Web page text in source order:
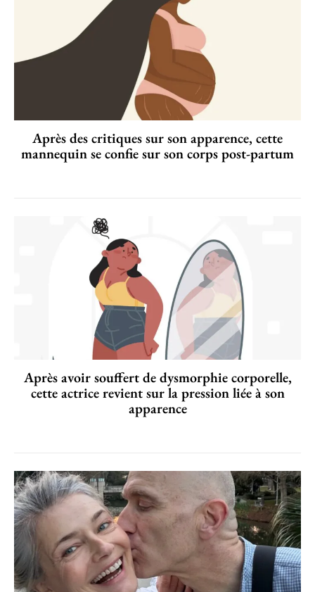
Après des critiques sur son apparence, cette
mannequin se confie sur son corps post-partum
Après avoir souffert de dysmorphie corporelle,
cette actrice revient sur la pression liée à son
apparence